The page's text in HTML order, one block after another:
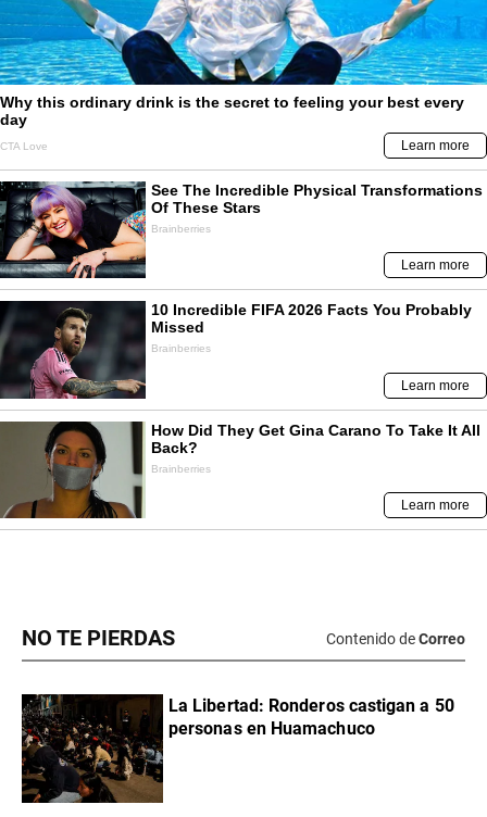
NO TE PIERDAS Contenido deCorreo
La Libertad: Ronderos castigan a 50
personas en Huamachuco